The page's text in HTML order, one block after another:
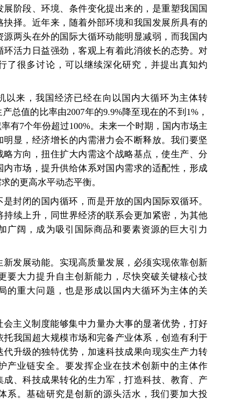
阶段、环境、条件变化提出来的，是重塑我国国
抉择。近年来，随着外部环境和我国发展所具有的
两头在外的国际大循环动能明显减弱，而我国内
环活力日益强劲，客观上有着此消彼长的态势。对
了很多讨论，可以继续深化研究，并提出真知灼
以来，我国经济已经在向以国内大循环为主体转
总值的比率由2007年的9.9%降至现在的不到1%，
有7个年份超过100%。未来一个时期，国内市场主
显，经济增长的内需潜力会不断释放。我们要坚
方向，扭住扩大内需这个战略基点，使生产、分
内市场，提升供给体系对国内需求的适配性，形成
的更高水平动态平衡。
封闭的国内循环，而是开放的国内国际双循环。
续上升，同世界经济的联系会更加紧密，为其他
广阔，成为吸引国际商品和要素资源的巨大引力
新发展动能。实现高质量发展，必须实现依靠创新
要大力提升自主创新能力，尽快突破关键核心技
的重大问题，也是形成以国内大循环为主体的关
会主义制度能够集中力量办大事的显著优势，打好
托我国超大规模市场和完备产业体系，创造有利于
代升级的独特优势，加速科技成果向现实生产力转
产业链安全。要发挥企业在技术创新中的主体作
成、科技成果转化的生力军，打造科技、教育、产
系。基础研究是创新的源头活水，我们要加大投